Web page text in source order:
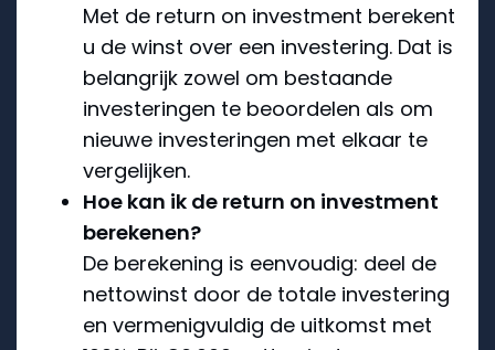
Met de return on investment berekent
u de winst over een investering. Dat is
belangrijk zowel om bestaande
investeringen te beoordelen als om
nieuwe investeringen met elkaar te
vergelijken.
Hoe kan ik de return on investment
berekenen?
De berekening is eenvoudig: deel de
nettowinst door de totale investering
en vermenigvuldig de uitkomst met